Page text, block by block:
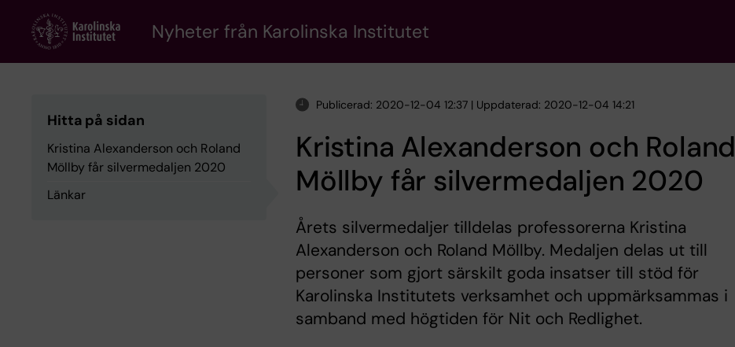
content
Nyheter från Karolinska Institutet
Hitta på sidan
Kristina Alexanderson och Roland
Möllby får silvermedaljen 2020
Länkar
Publicerad: 2020-12-04 12:37 | Uppdaterad: 2020-12-04 14:21
Kristina Alexanderson och Roland
Möllby får silvermedaljen 2020
Årets silvermedaljer tilldelas professorerna Kristina
Alexanderson och Roland Möllby. Medaljen delas ut till
personer som gjort särskilt goda insatser till stöd för
Karolinska Institutets verksamhet och uppmärksammas i
samband med högtiden för Nit och Redlighet.